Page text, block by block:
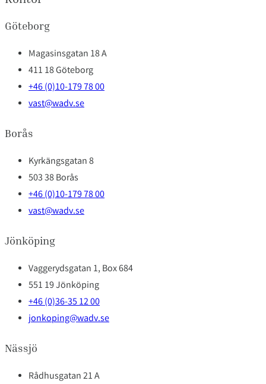
Göteborg
Magasinsgatan 18 A
411 18 Göteborg
+46 (0)10-179 78 00
vast@wadv.se
Borås
Kyrkängsgatan 8
503 38 Borås
+46 (0)10-179 78 00
vast@wadv.se
Jönköping
Vaggerydsgatan 1, Box 684
551 19 Jönköping
+46 (0)36-35 12 00
jonkoping@wadv.se
Nässjö
Rådhusgatan 21 A